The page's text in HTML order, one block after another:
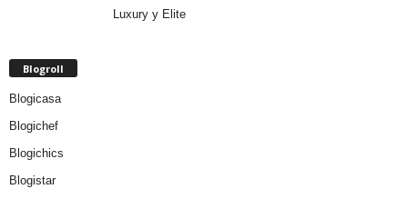
Luxury y Elite
Blogroll
Blogicasa
Blogichef
Blogichics
Blogistar